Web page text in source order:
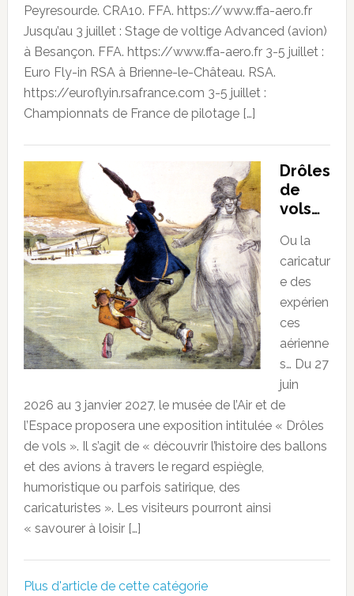
Peyresourde. CRA10. FFA. https://www.ffa-aero.fr
Jusqu’au 3 juillet : Stage de voltige Advanced (avion)
à Besançon. FFA. https://www.ffa-aero.fr 3-5 juillet :
Euro Fly-in RSA à Brienne-le-Château. RSA.
https://euroflyin.rsafrance.com 3-5 juillet :
Championnats de France de pilotage […]
Drôles
de
vols…
Ou la
caricatur
e des
expérien
ces
aérienne
s… Du 27
juin
2026 au 3 janvier 2027, le musée de l’Air et de
l’Espace proposera une exposition intitulée « Drôles
de vols ». Il s’agit de « découvrir l’histoire des ballons
et des avions à travers le regard espiègle,
humoristique ou parfois satirique, des
caricaturistes ». Les visiteurs pourront ainsi
« savourer à loisir […]
Plus d'article de cette catégorie